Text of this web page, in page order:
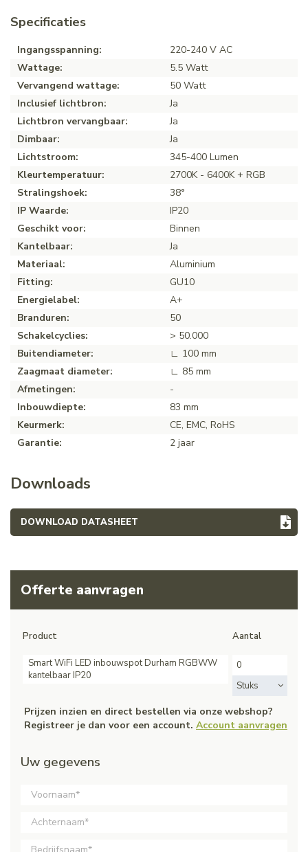
Specificaties
Ingangsspanning:
220-240 V AC
Wattage:
5.5 Watt
Vervangend wattage:
50 Watt
Inclusief lichtbron:
Ja
Lichtbron vervangbaar:
Ja
Dimbaar:
Ja
Lichtstroom:
345-400 Lumen
Kleurtemperatuur:
2700K - 6400K + RGB
Stralingshoek:
38°
IP Waarde:
IP20
Geschikt voor:
Binnen
Kantelbaar:
Ja
Materiaal:
Aluminium
Fitting:
GU10
Energielabel:
A+
Branduren:
50
Schakelcyclies:
> 50.000
Buitendiameter:
∟ 100 mm
Zaagmaat diameter:
∟ 85 mm
Afmetingen:
-
Inbouwdiepte:
83 mm
Keurmerk:
CE, EMC, RoHS
Garantie:
2 jaar
Downloads
DOWNLOAD DATASHEET
Offerte aanvragen
Product Aantal
Smart WiFi LED inbouwspot Durham RGBWW
kantelbaar IP20
Stuks
Prijzen inzien en direct bestellen via onze webshop?
Registreer je dan voor een account. Account aanvragen
Uw gegevens